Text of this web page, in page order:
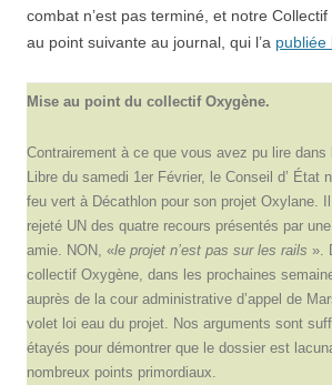
combat n’est pas terminé, et notre Collectif
au point suivante au journal, qui l’a publiée
Mise au point du collectif Oxygène.
Contrairement à ce que vous avez pu lire dans
Libre du samedi 1er Février, le Conseil d’ État
feu vert à Décathlon pour son projet Oxylane.
rejeté UN des quatre recours présentés par
amie. NON, «le projet n’est pas sur les rails ».
collectif Oxygène, dans les prochaines
auprès de la cour administrative d’appel de
volet loi eau du projet. Nos arguments sont
étayés pour démontrer que le dossier est
nombreux points primordiaux.